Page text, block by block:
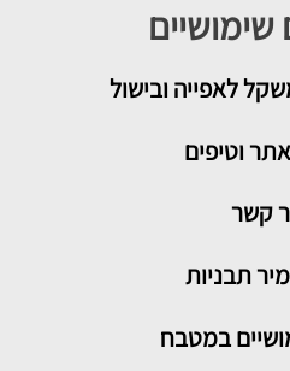
שימושיים
לאפייה ובישול
וטיפים
קשר
תבניות
במטבח